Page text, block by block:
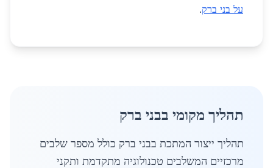
על בני ברק.
תהליך מקומי בבני ברק
תהליך ייצור המתכת בבני ברק כולל מספר שלבים
מרכזיים המשלבים טכנולוגיה מתקדמת ותקני